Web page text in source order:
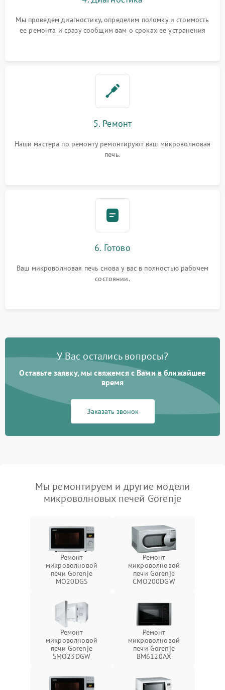
Мы проведем диагностику, определим поломку и стоимость
ее ремонта и сразу сообщим вам о сроках ее устранения
5. Ремонт
Наши мастера по ремонту ремонтируют ваш микроволновая
печь.
6. Готово
Ваш микроволновая печь снова у вас в полностью рабочем
состоянии.
У Вас остались вопросы?
Оставьте заявку, мы свяжемся с Вами в ближайшее
время
Заказать звонок
Мы ремонтируем и другие модели
микроволновых печей Gorenje
Ремонт
микроволновой
печи Gorenje
MO20DGS
Ремонт
микроволновой
печи Gorenje
CMO200DGW
Ремонт
микроволновой
печи Gorenje
SMO23DGW
Ремонт
микроволновой
печи Gorenje
BM6120AX